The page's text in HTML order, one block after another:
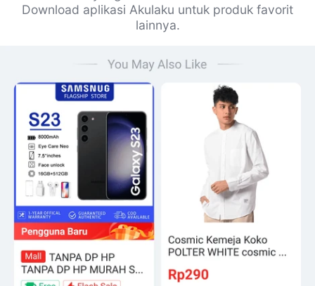
Download aplikasi Akulaku untuk produk favorit
lainnya.